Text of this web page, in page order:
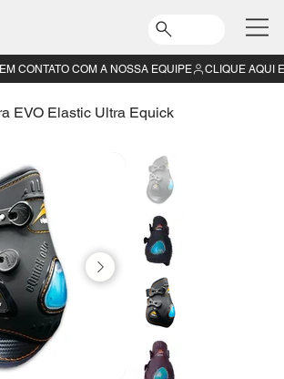
EVO Elastic Ultra Equick
CONTATO COM A NOSSA EQUIPE